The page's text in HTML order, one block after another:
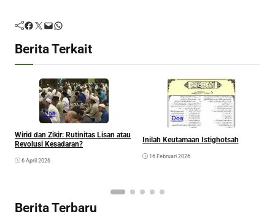
Facebook Twitter Mail WhatsApp
Berita Terkait
Doa
Wirid dan Zikir: Rutinitas Lisan atau
Revolusi Kesadaran?
6 April 2026
Doa
Inilah Keutamaan Istighotsah
16 Februari 2026
Berita Terbaru